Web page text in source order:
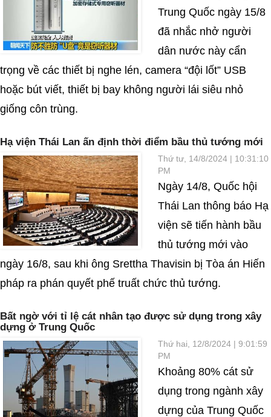
Trung Quốc ngày 15/8
đã nhắc nhở người
dân nước này cẩn
trọng về các thiết bị nghe lén, camera “đội lốt” USB
hoặc bút viết, thiết bị bay không người lái siêu nhỏ
giống côn trùng.
Hạ viện Thái Lan ấn định thời điểm bầu thủ tướng mới
Thứ tư, 14/8/2024 | 10:31:10
PM
Ngày 14/8, Quốc hội
Thái Lan thông báo Hạ
viện sẽ tiến hành bầu
thủ tướng mới vào
ngày 16/8, sau khi ông Srettha Thavisin bị Tòa án Hiến
pháp ra phán quyết phế truất chức thủ tướng.
Bất ngờ với tỉ lệ cát nhân tạo được sử dụng trong xây
dựng ở Trung Quốc
Thứ hai, 12/8/2024 | 9:01:59
PM
Khoảng 80% cát sử
dụng trong ngành xây
dựng của Trung Quốc